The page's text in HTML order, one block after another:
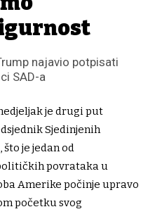
najavio potpisati
SAD-a
je drugi put
Sjedinjenih
je jedan od
povrataka u
Amerike počinje upravo
početku svog